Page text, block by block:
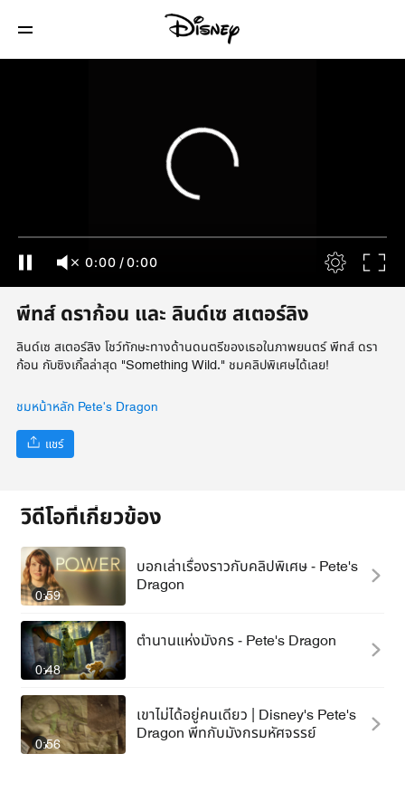
0:00 /0:00
พีทส์ ดราก้อน และ ลินด์เซ สเตอร์ลิง
ลินด์เซ สเตอร์ลิง โชว์ทักษะทางด้านดนตรีของเธอในภาพยนตร์ พีทส์ ดรา
ก้อน กับซิงเกิ้ลล่าสุด "Something Wild." ชมคลิปพิเศษได้เลย!
ชมหน้าหลัก Pete's Dragon
แชร์
วิดีโอที่เกี่ยวข้อง
0:59
บอกเล่าเรื่องราวกับคลิปพิเศษ - Pete's
Dragon
0:48
ตำนานแห่งมังกร - Pete's Dragon
0:56
เขาไม่ได้อยู่คนเดียว | Disney's Pete's
Dragon พีทกับมังกรมหัศจรรย์